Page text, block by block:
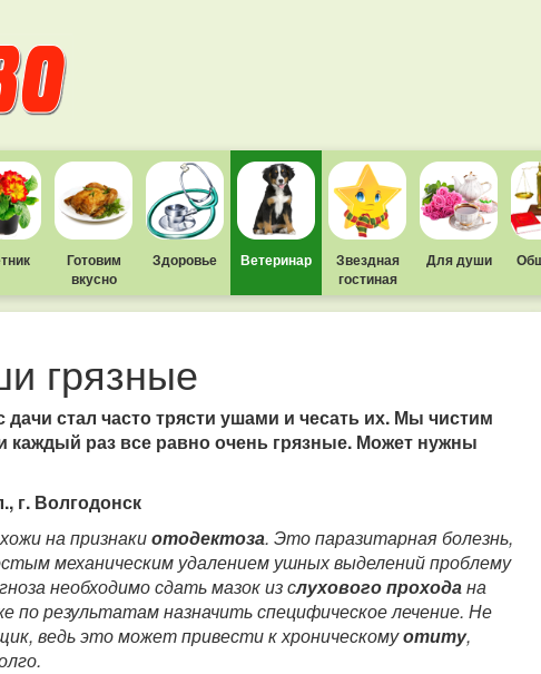
Готовим
вкусно
Здоровье Ветеринар
Звездная
гостиная
Для души
грязные
стал часто трясти ушами и чесать их. Мы чистим
раз все равно очень грязные. Может нужны
г. Волгодонск
на признакиотодектоза. Это паразитарная болезнь,
механическим удалением ушных выделений проблему
необходимо сдать мазок из слухового проходана
по результатам назначить специфическое лечение. Не
ведь это может привести к хроническомуотиту,